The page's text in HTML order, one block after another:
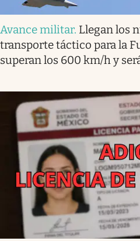
Avance militar. Llegan los
transporte táctico para la
superan los 600 km/h y